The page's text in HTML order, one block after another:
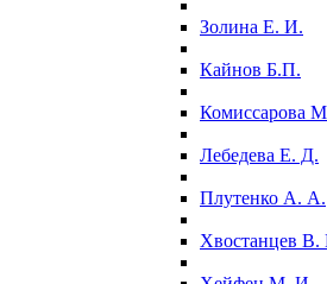
Золина Е. И.
Кайнов Б.П.
Комиссарова
Лебедева Е. Д.
Плутенко А. А.
Хвостанцев